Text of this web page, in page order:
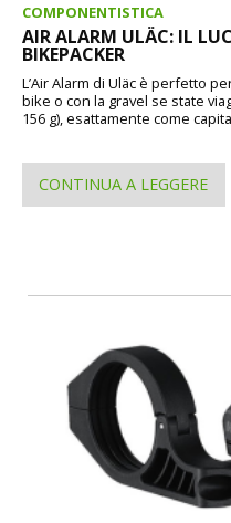
COMPONENTISTICA
AIR ALARM ULÄC: IL
BIKEPACKER
L’Air Alarm di Uläc è perfetto
bike o con la gravel se state
156 g), esattamente come
CONTINUA A LEGGERE